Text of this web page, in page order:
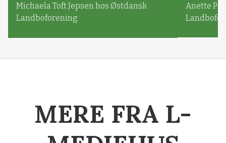
Michaela Toft Jepsen hos Østdansk
Landboforening
Anette
MERE FRA L-